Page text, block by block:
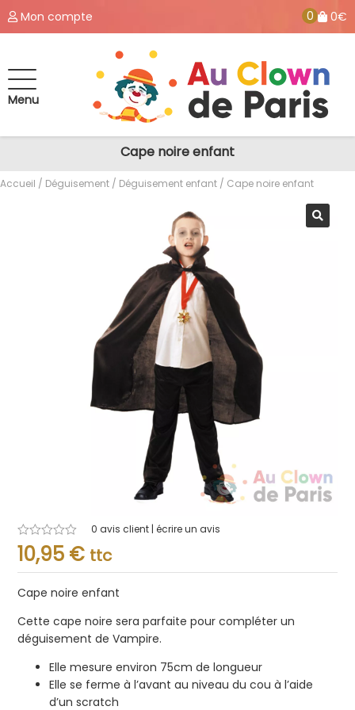
Mon compte 0 0€
Menu
Cape noire enfant
Accueil / Déguisement / Déguisement enfant / Cape noire enfant
Note
0.001
sur
0 avis client | écrire un avis
10,95 € ttc
Cape noire enfant
Cette cape noire sera parfaite pour compléter un
déguisement de Vampire.
Elle mesure environ 75cm de longueur
Elle se ferme à l’avant au niveau du cou à l’aide
d’un scratch